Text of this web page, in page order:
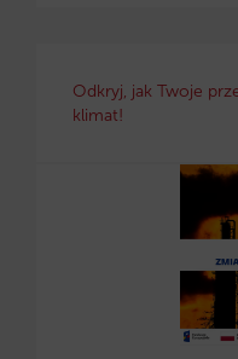
Odkryj, jak Twoje
klimat!